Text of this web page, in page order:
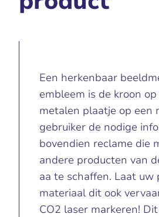
Een herkenbaar
embleem is de kroon
metalen plaatje op een
gebruiker de nodige
bovendien reclame die
andere producten van
aa te schaffen. Laat
materiaal dit ook
CO2 laser markeren!